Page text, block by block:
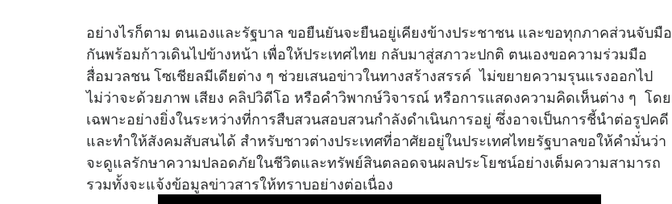
อย่างไรก็ตาม ตนเองและรัฐบาล ขอยืนยันจะยืนอยู่เคียงข้างประชาชน และขอทุกภาคส่วนจับมือ
กันพร้อมก้าวเดินไปข้างหน้า เพื่อให้ประเทศไทย กลับมาสู่สภาวะปกติ ตนเองขอความร่วมมือ
สื่อมวลชน โซเชียลมีเดียต่าง ๆ ช่วยเสนอข่าวในทางสร้างสรรค์ ไม่ขยายความรุนแรงออกไป
ไม่ว่าจะด้วยภาพ เสียง คลิปวิดีโอ หรือคำวิพากษ์วิจารณ์ หรือการแสดงความคิดเห็นต่าง ๆ โดย
เฉพาะอย่างยิ่งในระหว่างที่การสืบสวนสอบสวนกำลังดำเนินการอยู่ ซึ่งอาจเป็นการชี้นำต่อรูปคดี
และทำให้สังคมสับสนได้ สำหรับชาวต่างประเทศที่อาศัยอยู่ในประเทศไทยรัฐบาลขอให้คำมั่นว่า
จะดูแลรักษาความปลอดภัยในชีวิตและทรัพย์สินตลอดจนผลประโยชน์อย่างเต็มความสามารถ
รวมทั้งจะแจ้งข้อมูลข่าวสารให้ทราบอย่างต่อเนื่อง